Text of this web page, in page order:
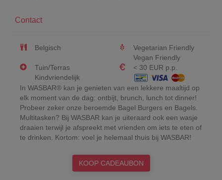
Contact
Belgisch
Vegetarian Friendly
Vegan Friendly
Tuin/Terras
Kindvriendelijk
< 30 EUR p.p.
In WASBAR® kan je genieten van een lekkere maaltijd op
elk moment van de dag: ontbijt, brunch, lunch tot dinner!
Probeer zeker onze beroemde Bagel Burgers en Bagels.
Multitasken? Bij WASBAR kan je uiteraard ook een wasje
draaien terwijl je afspreekt met vrienden om iets te eten of
te drinken. Kortom: voel je helemaal thuis bij WASBAR!
KOOP CADEAUBON